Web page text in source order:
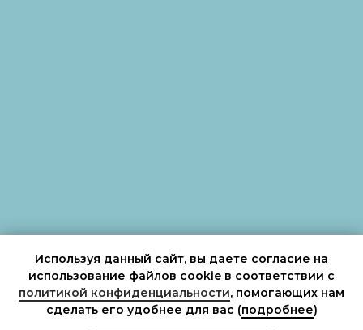
Используя данный сайт, вы даете согласие на
использование файлов cookie в соответствии с
политикой конфиденциальности, помогающих нам
сделать его удобнее для вас (подробнее)